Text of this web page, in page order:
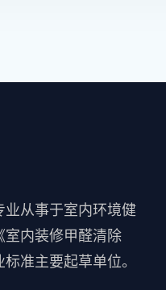
从事于室内环境健
室内装修甲醛清除
准主要起草单位。